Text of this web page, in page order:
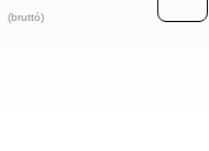
(bruttó)